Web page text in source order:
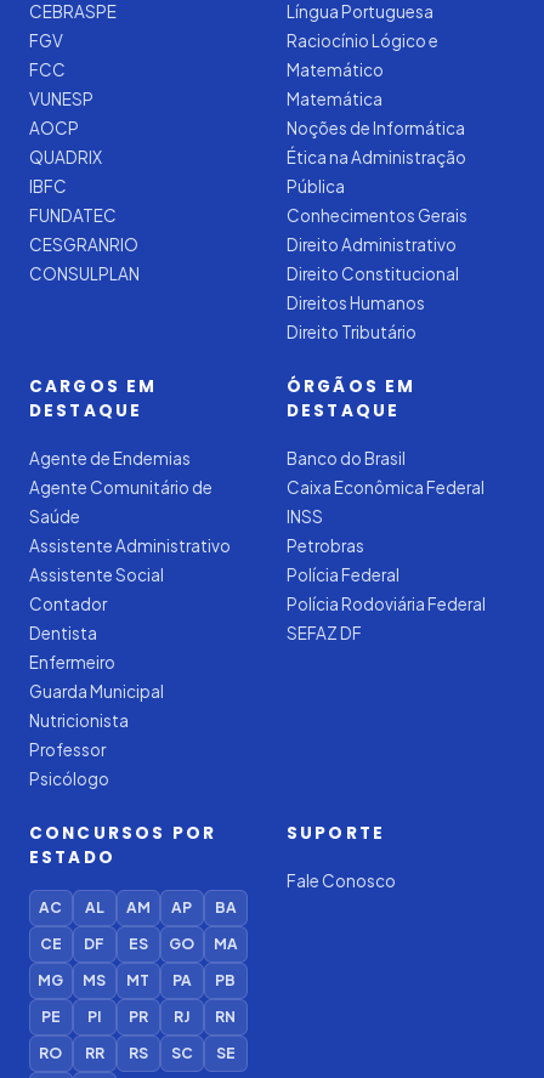
CEBRASPE
FGV
FCC
VUNESP
AOCP
QUADRIX
IBFC
FUNDATEC
CESGRANRIO
CONSULPLAN
Língua Portuguesa
Raciocínio Lógico e
Matemático
Matemática
Noções de Informática
Ética na Administração
Pública
Conhecimentos Gerais
Direito Administrativo
Direito Constitucional
Direitos Humanos
Direito Tributário
CARGOS EM
DESTAQUE
Agente de Endemias
Agente Comunitário de
Saúde
Assistente Administrativo
Assistente Social
Contador
Dentista
Enfermeiro
Guarda Municipal
Nutricionista
Professor
Psicólogo
ÓRGÃOS EM
DESTAQUE
Banco do Brasil
Caixa Econômica Federal
INSS
Petrobras
Polícia Federal
Polícia Rodoviária Federal
SEFAZ DF
CONCURSOS POR
ESTADO
AC AL AM AP
BA
CE
DF ES GO
MA
MG
MS MT PA
PB
PE
PI PR RJ
RN
RO
RR RS SC
SE
SUPORTE
Fale Conosco